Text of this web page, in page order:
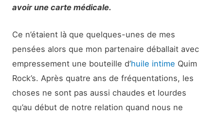
avoir une carte médicale.
Ce n’étaient là que quelques-unes de mes
pensées alors que mon partenaire déballait avec
empressement une bouteille d’huile intime Quim
Rock’s. Après quatre ans de fréquentations, les
choses ne sont pas aussi chaudes et lourdes
qu’au début de notre relation quand nous ne